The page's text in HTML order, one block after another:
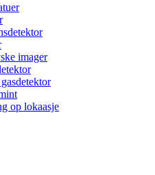
imager
op lokaasje